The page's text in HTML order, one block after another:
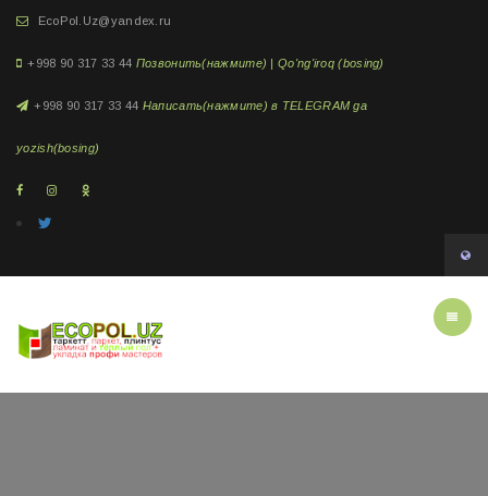
EcoPol.Uz@yandex.ru
+998 90 317 33 44 Позвонить(нажмите) | Qo'ng'iroq (bosing)
+998 90 317 33 44 Написать(нажмите) в TELEGRAM ga
yozish(bosing)